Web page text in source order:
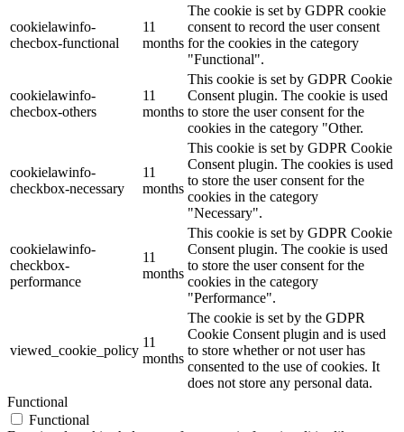
cookielawinfo-
checbox-functional
11
months
The cookie is set by GDPR cookie
consent to record the user consent
for the cookies in the category
"Functional".
cookielawinfo-
checbox-others
11
months
This cookie is set by GDPR Cookie
Consent plugin. The cookie is used
to store the user consent for the
cookies in the category "Other.
cookielawinfo-
checkbox-necessary
11
months
This cookie is set by GDPR Cookie
Consent plugin. The cookies is used
to store the user consent for the
cookies in the category
"Necessary".
cookielawinfo-
checkbox-
performance
11
months
This cookie is set by GDPR Cookie
Consent plugin. The cookie is used
to store the user consent for the
cookies in the category
"Performance".
viewed_cookie_policy
11
months
The cookie is set by the GDPR
Cookie Consent plugin and is used
to store whether or not user has
consented to the use of cookies. It
does not store any personal data.
Functional
Functional